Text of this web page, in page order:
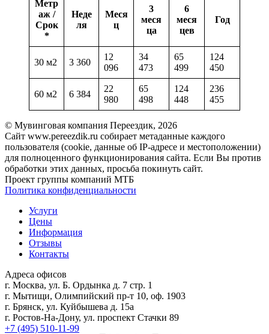
Метр
аж /
Срок
*
Неде
ля
Меся
ц
3
меся
ца
6
меся
цев
Год
30 м2 3 360
12
096
34
473
65
499
124
450
60 м2 6 384
22
980
65
498
124
448
236
455
© Мувинговая компания Переездик, 2026
Сайт www.pereezdik.ru собирает метаданные каждого
пользователя (cookie, данные об IP-адресе и местоположении)
для полноценного функционирования сайта. Если Вы против
обработки этих данных, просьба покинуть сайт.
Проект группы компаний МТБ
Политика конфиденциальности
Услуги
Цены
Информация
Отзывы
Контакты
Адреса офисов
г. Москва, ул. Б. Ордынка д. 7 стр. 1
г. Мытищи, Олимпийский пр-т 10, оф. 1903
г. Брянск, ул. Куйбышева д. 15а
г. Ростов-На-Дону, ул. проспект Стачки 89
+7 (495) 510-11-99